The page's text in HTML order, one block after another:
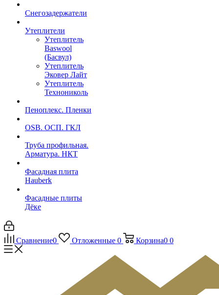
Снегозадержатели
Утеплители
Утеплитель
Baswool
(Басвул)
Утеплитель
Эковер Лайт
Утеплитель
Технониколь
Пеноплекс. Пленки
OSB. ОСП. ГКЛ
Труба профильная.
Арматура. НКТ
Фасадная плита
Hauberk
Фасадные плиты
Дёке
Сравнение0 Отложенные 0 Корзина0 0